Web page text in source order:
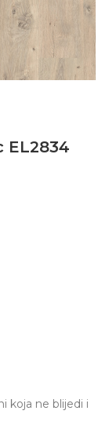
EL2834
koja ne blijedi i